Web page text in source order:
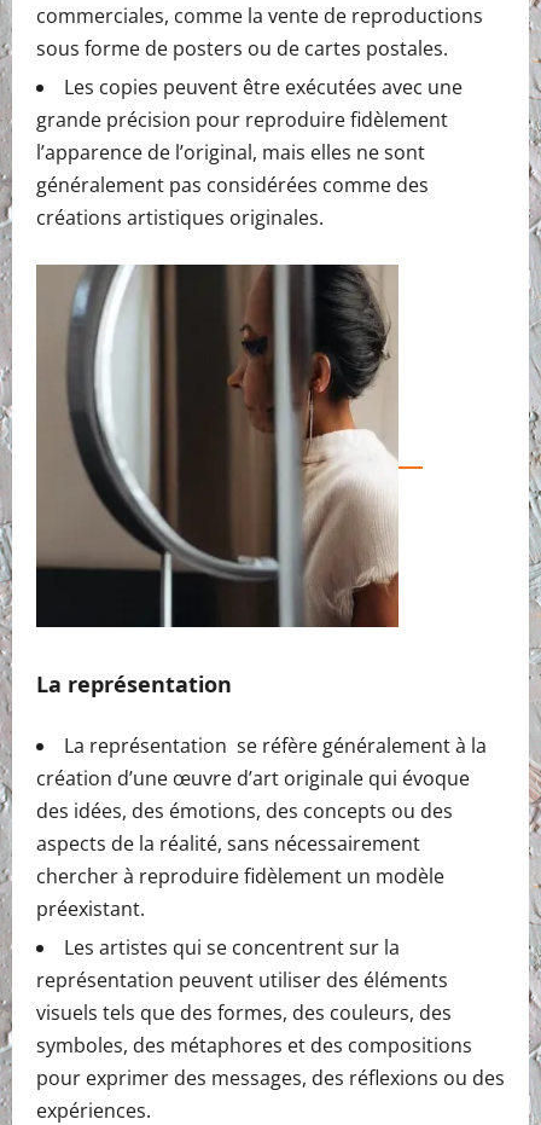
commerciales, comme la vente de reproductions
sous forme de posters ou de cartes postales.
Les copies peuvent être exécutées avec une
grande précision pour reproduire fidèlement
l’apparence de l’original, mais elles ne sont
généralement pas considérées comme des
créations artistiques originales.
La représentation
La représentation se réfère généralement à la
création d’une œuvre d’art originale qui évoque
des idées, des émotions, des concepts ou des
aspects de la réalité, sans nécessairement
chercher à reproduire fidèlement un modèle
préexistant.
Les artistes qui se concentrent sur la
représentation peuvent utiliser des éléments
visuels tels que des formes, des couleurs, des
symboles, des métaphores et des compositions
pour exprimer des messages, des réflexions ou des
expériences.